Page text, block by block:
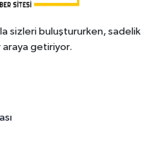
sizleri buluştururken, sadelik
araya getiriyor.